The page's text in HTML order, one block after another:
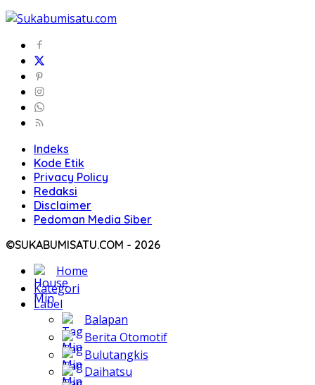
Indeks
Kode Etik
Privacy Policy
Redaksi
Disclaimer
Pedoman Media Siber
©SUKABUMISATU.COM - 2026
Home
Kategori
Label
Balapan
Berita Otomotif
Bulutangkis
Daihatsu